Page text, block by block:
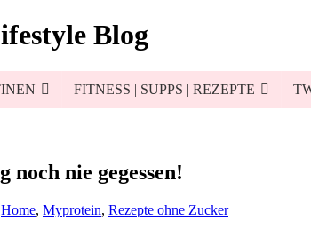
Blog
FITNESS | SUPPS | REZEPTE
nie gegessen!
Home, Myprotein, Rezepte ohne Zucker